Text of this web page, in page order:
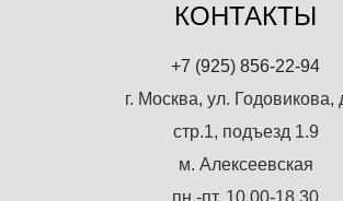
КОНТАКТЫ
+7 (925) 856-22-94
г. Москва, ул. Годовикова,
стр.1, подъезд 1.9
м. Алексеевская
пн.-пт. 10.00-18.30